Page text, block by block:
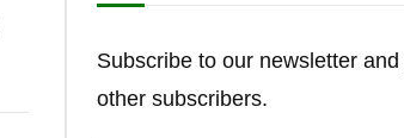
Subscribe to our newsletter and
other subscribers.